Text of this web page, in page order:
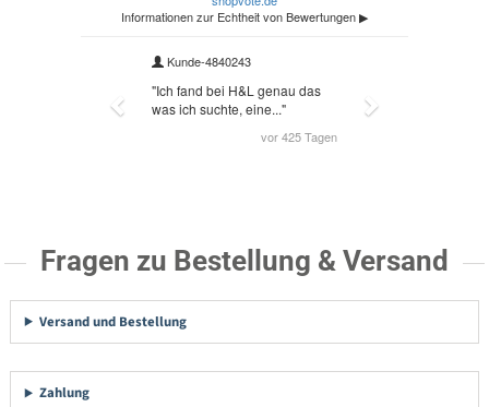
Fragen zu Bestellung & Versand
Versand und Bestellung
Zahlung